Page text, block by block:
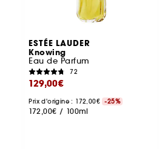
ESTÉE LAUDER
Knowing
Eau de Parfum
72
129,00€
Prix d'origine : 172,00€ -25%
172,00€ / 100ml